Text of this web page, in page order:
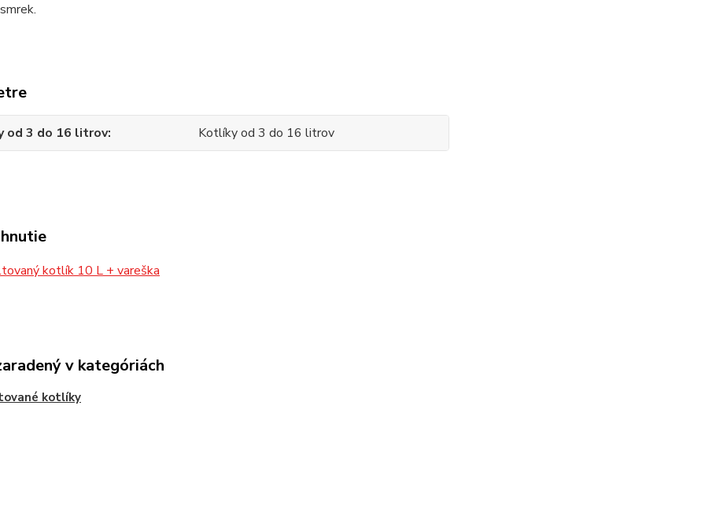
od 3 do 16 litrov Kotlíky od 3 do 16 litrov
kotlík 10 L + vareška
v kategóriách
kotlíky